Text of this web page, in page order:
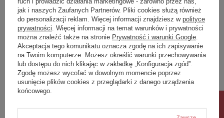
Hardwick Media Unit
1400x400x500mm
2 971,00 zł / szt.
Marzio Media Unit
1400x400x450mm
2 971,00 zł / szt.
jak i naszych Zaufanych Partnerów. Pliki cookies służą również
do personalizacji reklam. Więcej informacji znajdziesz w polityce
prywatności . Więcej informacji na temat warunków i prywatności
można znaleźć także na stronie Prywatność i warunki Google
Akceptacja tego komunikatu oznacza zgodę na ich zapisywanie
na Twoim komputerze. Możesz określić warunki przechowywania
lub dostępu do nich klikając w zakładkę „Konfiguracja zgód”.
Zgodę możesz wycofać w dowolnym momencie poprzez
usunięcie plików cookies z przeglądarki z danego urządzenia
końcowego.